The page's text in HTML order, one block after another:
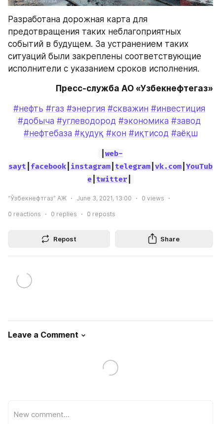
Разработана дорожная карта для
предотвращения таких неблагоприятных
событий в будущем. За устранением таких
ситуаций были закреплены соответствующие
исполнители с указанием сроков исполнения.
Пресс-служба АО «Узбекнефтегаз»
#нефть #газ #энергия #скважин #инвестиция
#добыча #углеводород #экономика #завод
#нефтебаза #қудуқ #кон #иқтисод #аёқш
web-
sayt facebook instagram telegram vk.com YouTub
e| twitter|
“Ўзбекнефтгаз” АЖ June 3, 2021, 13:00 0 views
0 reactions 0 replies 0 reposts
Repost Share
Leave a Comment